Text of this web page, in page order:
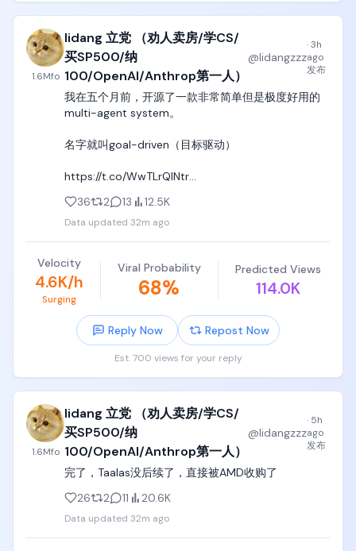
业的名额，进不去计算机的人，也要进电子自动化，
抢科技互联网的饭碗，
进不去EECS的人，也要捏着鼻子把清华本科四年专业
课修完，然后自己偷偷晚上在宿舍一门一门看CMU、
Stanford、MIT的计算机课，刷leetcode，出去狠狠
投简历进科技互联网行业，连文科生都知道要先进阿
里字节小米做两段产品经理实习。
不要觉得他们是傻子，他们用脚投票的结果，才是最
5. 看中国方针政策选行业。国务院在报告里可以推荐
6G、生物技术、量子计算等等名词，然而国家级产业
基金和各地方基金真金白银孵化扶持的产业，一定是
半导体、新能源、医疗器械、靶向药、高端制造业、
国产替代这些行业。
因为党哥反复强调，在几轮半导体卡脖子事件后，中
央的一个大政方针就是国家安全，国家安全最重要的
就是产业安全，就是半导体产业安全，所以中国一定
会不惜一切代价、用30~50年的时间，尝试逐步彻底
解决半导体全产业链国产化的问题。
一定本国保护、本国孵化、本国扶持，这块蛋糕不需
要顶级创新力，只要按部就班一点点让出市场，一点
点本土产业吃掉市场，就能把产业留在本地，然后进
入国际市场参与竞争，
同时中国因为拥有日本和韩国都比不了的14亿人口巨
土也可以孵化出来，比如高端仿制药、自动化无脑找
靶点的创新靶向药、生物医疗器械、主线飞机、高
1.6Mfo
lidang 立党 （劝人卖房/学CS/
买SP500/纳
100/OpenAI/Anthrop第一人）
@lidangzzz
·3h
ago
发布
我在五个月前，开源了一款非常简单但是极度好用的
multi-agent system。
名字就叫goal-driven（目标驱动）
https://t.co/WwTLrQINtr
原理非常简单，就像我说过的，让一个master agent
不断监督subagent工作，直到subagent完成了工作，
并且master agent亲自认证工作meet the criteria，
符合判据中的要求，
否则就继续无限循环，逼迫subagent持续工作。
顾名思义，goal-driven就是goal-driven，就是一个纯
粹目标驱动的框架，只要根据criteria判据判断达不到
循环，直到彻底实现最终goal（目标）为止。
高的token消耗成本，去让这个master agent-
subagent system去持续解决设计复杂、逻辑复杂、
高度抽象、挑战人类和AI Agent能力极限的极其困难
的问题，
比如设计编译器/interpreter/transpiler、解决复杂的
目前这个goal-driven已经完成了三个工作，
36 2 13 12.5K
Data updated 32m ago
Velocity
4.6K/h
Surging
Viral Probability
68%
Predicted Views
114.0K
Reply Now Repost Now
Est. 700 views for your reply
1.6Mfo
lidang 立党 （劝人卖房/学CS/
买SP500/纳
100/OpenAI/Anthrop第一人）
@lidangzzz
· 5h
ago
发布
完了，Taalas没后续了，直接被AMD收购了
26
2 11 20.6K
Data updated 32m ago